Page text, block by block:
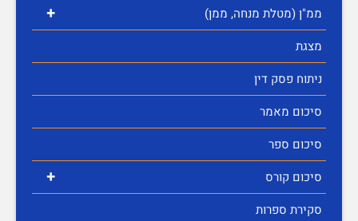
+
ממ"ן (מטלת מנחה, ממן)
מצגת
ניתוח פסק דין
סיכום מאמר
סיכום ספר
+
סיכום קורס
סקירת ספרות